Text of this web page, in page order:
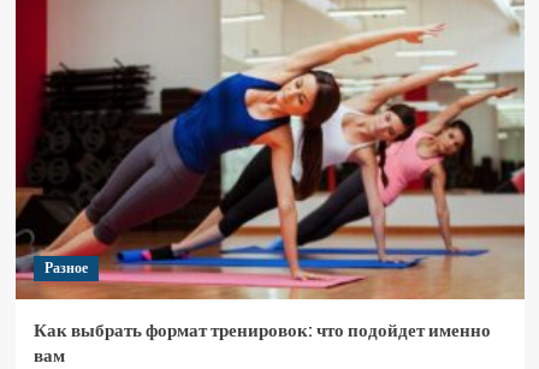
Разное
Как выбрать формат тренировок: что подойдет именно
вам